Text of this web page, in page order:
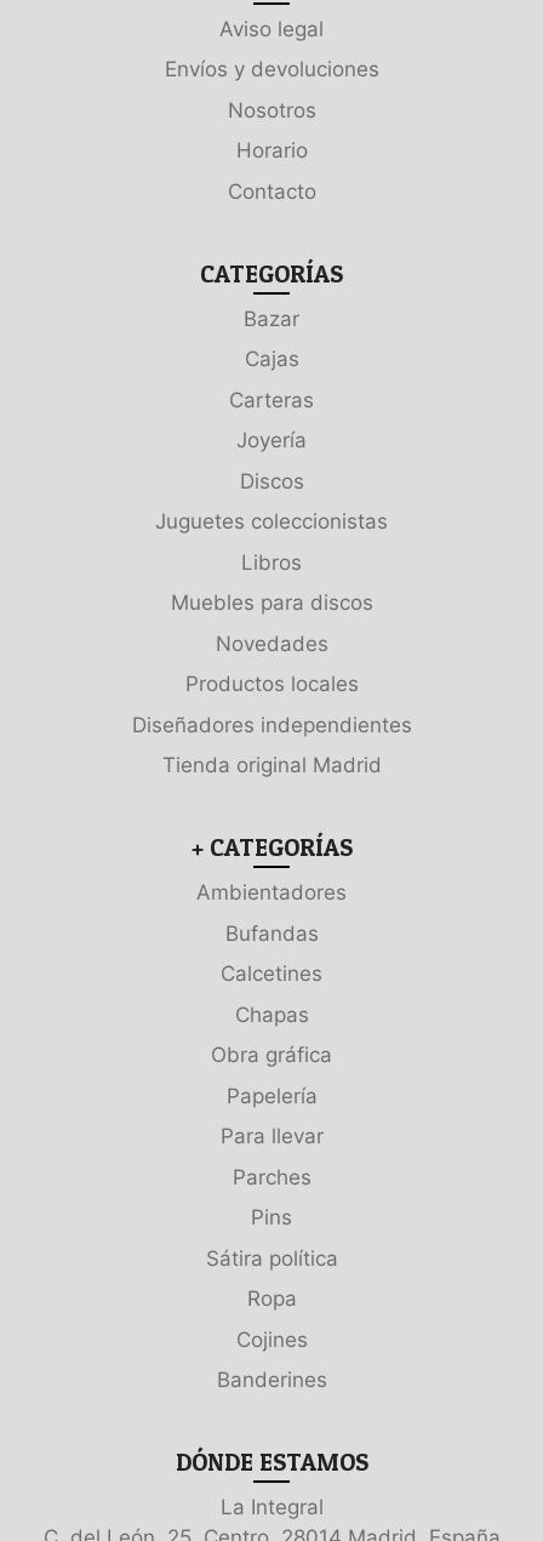
Aviso legal
Envíos y devoluciones
Nosotros
Horario
Contacto
CATEGORÍAS
Bazar
Cajas
Carteras
Joyería
Discos
Juguetes coleccionistas
Libros
Muebles para discos
Novedades
Productos locales
Diseñadores independientes
Tienda original Madrid
+ CATEGORÍAS
Ambientadores
Bufandas
Calcetines
Chapas
Obra gráfica
Papelería
Para llevar
Parches
Pins
Sátira política
Ropa
Cojines
Banderines
DÓNDE ESTAMOS
La Integral